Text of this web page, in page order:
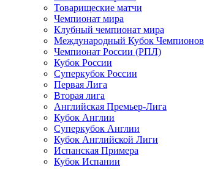
Товарищеские матчи
Чемпионат мира
Клубный чемпионат мира
Международный Кубок Чемпионов
Чемпионат России (РПЛ)
Кубок России
Суперкубок России
Первая Лига
Вторая лига
Английская Премьер-Лига
Кубок Англии
Суперкубок Англии
Кубок Английской Лиги
Испанская Примера
Кубок Испании